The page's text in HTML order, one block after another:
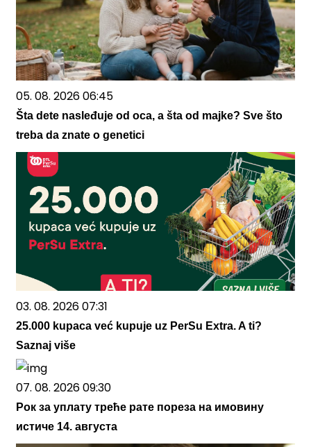
05. 08. 2026 06:45
Šta dete nasleđuje od oca, a šta od majke? Sve što
treba da znate o genetici
03. 08. 2026 07:31
25.000 kupaca već kupuje uz PerSu Extra. A ti?
Saznaj više
07. 08. 2026 09:30
Рок за уплату треће рате пореза на имовину
истиче 14. августа